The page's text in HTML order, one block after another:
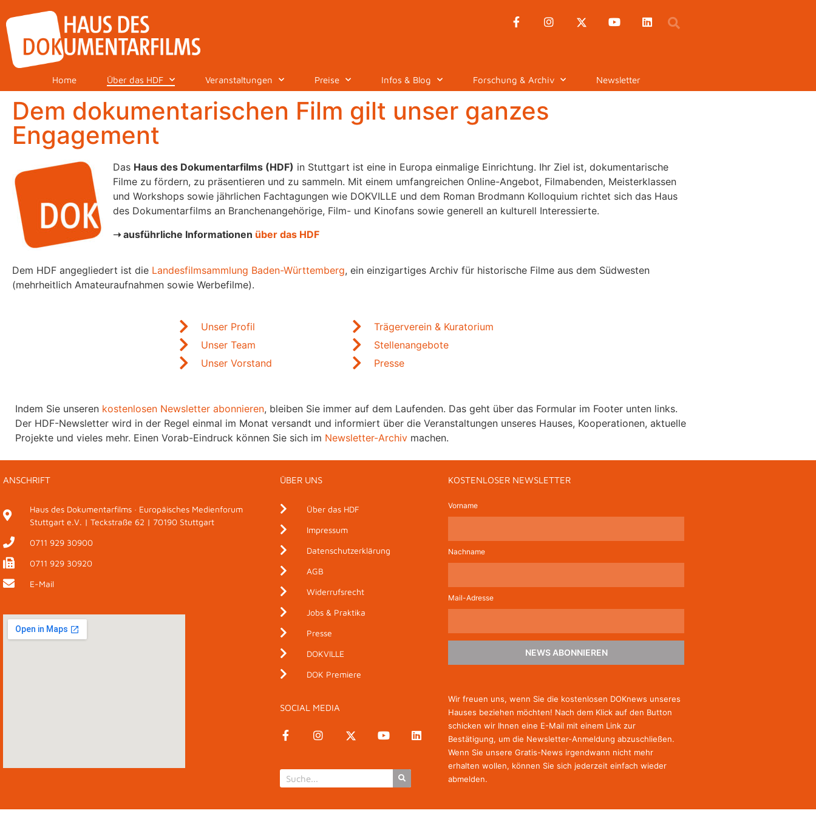
Home Über das HDF Veranstaltungen Preise Infos & Blog Forschung & Archiv Newsletter
Dem dokumentarischen Film gilt unser ganzes
Engagement
Das Haus des Dokumentarfilms (HDF) in Stuttgart ist eine in Europa einmalige Einrichtung. Ihr Ziel ist, dokumentarische
Filme zu fördern, zu präsentieren und zu sammeln. Mit einem umfangreichen Online-Angebot, Filmabenden, Meisterklassen
und Workshops sowie jährlichen Fachtagungen wie DOKVILLE und dem Roman Brodmann Kolloquium richtet sich das Haus
des Dokumentarfilms an Branchenangehörige, Film- und Kinofans sowie generell an kulturell Interessierte.
➝ ausführliche Informationen über das HDF
Dem HDF angegliedert ist die Landesfilmsammlung Baden-Württemberg, ein einzigartiges Archiv für historische Filme aus dem Südwesten
(mehrheitlich Amateuraufnahmen sowie Werbefilme).
Unser Profil
Unser Team
Unser Vorstand
Trägerverein & Kuratorium
Stellenangebote
Presse
Indem Sie unseren kostenlosen Newsletter abonnieren, bleiben Sie immer auf dem Laufenden. Das geht über das Formular im Footer unten links.
Der HDF-Newsletter wird in der Regel einmal im Monat versandt und informiert über die Veranstaltungen unseres Hauses, Kooperationen, aktuelle
Projekte und vieles mehr. Einen Vorab-Eindruck können Sie sich im Newsletter-Archiv machen.
ANSCHRIFT
Haus des Dokumentarfilms · Europäisches Medienforum
Stuttgart e.V. | Teckstraße 62 | 70190 Stuttgart
0711 929 30900
0711 929 30920
E-Mail
ÜBER UNS
Über das HDF
Impressum
Datenschutzerklärung
AGB
Widerrufsrecht
Jobs & Praktika
Presse
DOKVILLE
DOK Premiere
SOCIAL MEDIA
KOSTENLOSER NEWSLETTER
Vorname
Nachname
Mail-Adresse
NEWS ABONNIEREN
Wir freuen uns, wenn Sie die kostenlosen DOKnews unseres
Hauses beziehen möchten! Nach dem Klick auf den Button
schicken wir Ihnen eine E-Mail mit einem Link zur
Bestätigung, um die Newsletter-Anmeldung abzuschließen.
Wenn Sie unsere Gratis-News irgendwann nicht mehr
erhalten wollen, können Sie sich jederzeit einfach wieder
abmelden.